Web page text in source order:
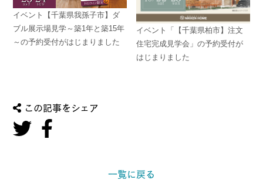
イベント【千葉県我孫子市】ダ
ブル展示場見学～築1年と築15年
～の予約受付がはじまりました
イベント「【千葉県柏市】注文
住宅完成見学会」の予約受付が
はじまりました
この記事をシェア
一覧に戻る